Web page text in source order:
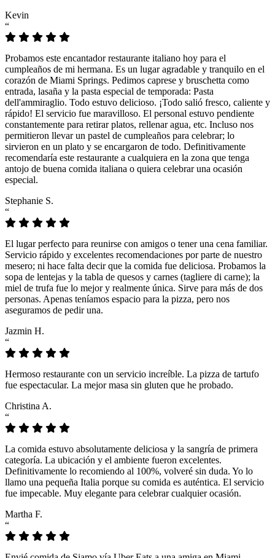
Kevin
“
Probamos este encantador restaurante italiano hoy para el
cumpleaños de mi hermana. Es un lugar agradable y tranquilo en el
corazón de Miami Springs. Pedimos caprese y bruschetta como
entrada, lasaña y la pasta especial de temporada: Pasta
dell'ammiraglio. Todo estuvo delicioso. ¡Todo salió fresco, caliente y
rápido! El servicio fue maravilloso. El personal estuvo pendiente
constantemente para retirar platos, rellenar agua, etc. Incluso nos
permitieron llevar un pastel de cumpleaños para celebrar; lo
sirvieron en un plato y se encargaron de todo. Definitivamente
recomendaría este restaurante a cualquiera en la zona que tenga
antojo de buena comida italiana o quiera celebrar una ocasión
especial.
Stephanie S.
“
El lugar perfecto para reunirse con amigos o tener una cena familiar.
Servicio rápido y excelentes recomendaciones por parte de nuestro
mesero; ni hace falta decir que la comida fue deliciosa. Probamos la
sopa de lentejas y la tabla de quesos y carnes (tagliere di carne); la
miel de trufa fue lo mejor y realmente única. Sirve para más de dos
personas. Apenas teníamos espacio para la pizza, pero nos
aseguramos de pedir una.
Jazmin H.
“
Hermoso restaurante con un servicio increíble. La pizza de tartufo
fue espectacular. La mejor masa sin gluten que he probado.
Christina A.
“
La comida estuvo absolutamente deliciosa y la sangría de primera
categoría. La ubicación y el ambiente fueron excelentes.
Definitivamente lo recomiendo al 100%, volveré sin duda. Yo lo
llamo una pequeña Italia porque su comida es auténtica. El servicio
fue impecable. Muy elegante para celebrar cualquier ocasión.
Martha F.
“